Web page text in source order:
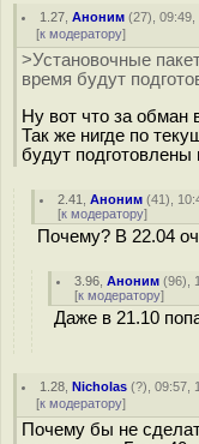
1.27 ,Аноним (27), 09:49,
[к модератору]
>Установочные
время будут
Ну вот что за обман
Так же нигде по
будут подготовлены
2.41 ,Аноним (41),
[к модератору]
Почему? В 22.04
3.96 ,Аноним (96),
[к модератору]
Даже в 21.10
1.28 ,Nicholas (?), 09:57,
[к модератору]
Почему бы не